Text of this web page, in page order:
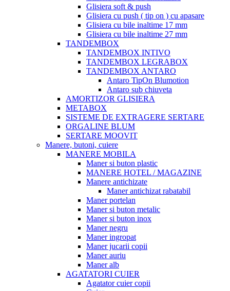
Glisiera soft & push
Glisiera cu push ( tip on ) cu apasare
Glisiera cu bile inaltime 17 mm
Glisiera cu bile inaltime 27 mm
TANDEMBOX
TANDEMBOX INTIVO
TANDEMBOX LEGRABOX
TANDEMBOX ANTARO
Antaro TipOn Blumotion
Antaro sub chiuveta
AMORTIZOR GLISIERA
METABOX
SISTEME DE EXTRAGERE SERTARE
ORGALINE BLUM
SERTARE MOOVIT
Manere, butoni, cuiere
MANERE MOBILA
Maner si buton plastic
MANERE HOTEL / MAGAZINE
Manere antichizate
Maner antichizat rabatabil
Maner portelan
Maner si buton metalic
Maner si buton inox
Maner negru
Maner ingropat
Maner jucarii copii
Maner auriu
Maner alb
AGATATORI CUIER
Agatator cuier copii